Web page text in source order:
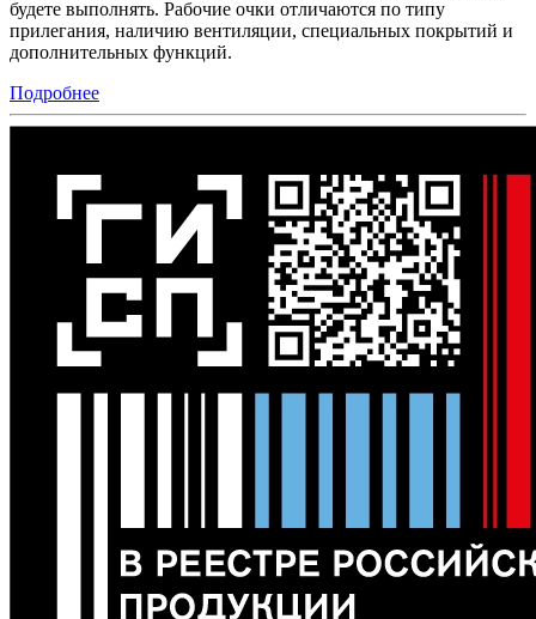
будете выполнять. Рабочие очки отличаются по типу
прилегания, наличию вентиляции, специальных покрытий и
дополнительных функций.
Подробнее